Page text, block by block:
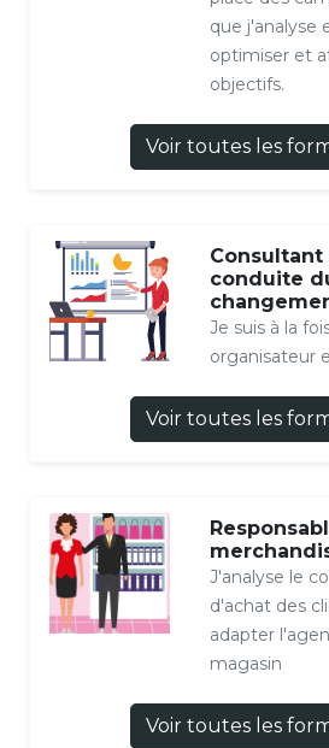
que j'analyse
optimiser et
objectifs.
Voir toutes les
Consultant
conduite
Je suis à la
organisateur
Voir toutes les
J'analyse le
d'achat des
adapter
magasin
Voir toutes les